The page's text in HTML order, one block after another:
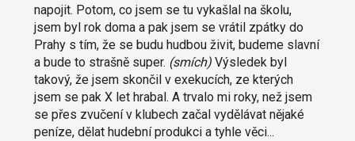
napojit. Potom, co jsem se tu vykašlal na školu,
jsem byl rok doma a pak jsem se vrátil zpátky do
Prahy s tím, že se budu hudbou živit, budeme slavní
a bude to strašně super. (smích)Výsledek byl
takový, že jsem skončil v exekucích, ze kterých
jsem se pak X let hrabal. A trvalo mi roky, než jsem
se přes zvučení v klubech začal vydělávat nějaké
peníze, dělat hudební produkci a tyhle věci...